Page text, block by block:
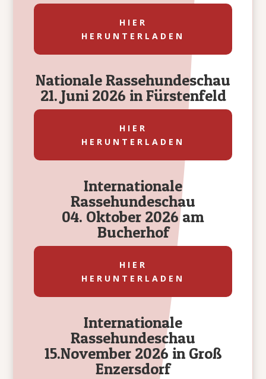
HIER
HERUNTERLADEN
Nationale Rassehundeschau
21. Juni 2026 in Fürstenfeld
HIER
HERUNTERLADEN
Internationale
Rassehundeschau
04. Oktober 2026 am
Bucherhof
HIER
HERUNTERLADEN
Internationale
Rassehundeschau
15.November 2026 in Groß
Enzersdorf